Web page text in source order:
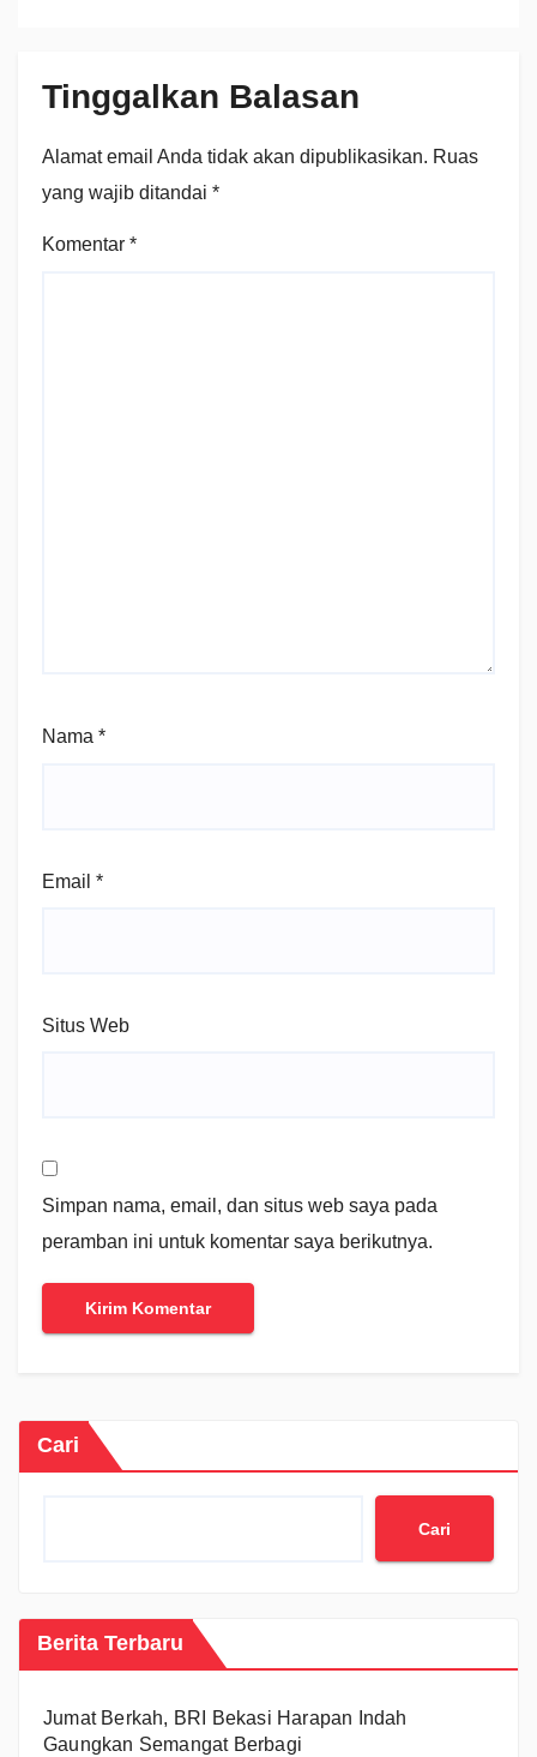
Tinggalkan Balasan
Alamat email Anda tidak akan dipublikasikan. Ruas
yang wajib ditandai *
Komentar *
Nama *
Email *
Situs Web
Simpan nama, email, dan situs web saya pada
peramban ini untuk komentar saya berikutnya.
Cari
Cari
Berita Terbaru
Jumat Berkah, BRI Bekasi Harapan Indah
Gaungkan Semangat Berbagi